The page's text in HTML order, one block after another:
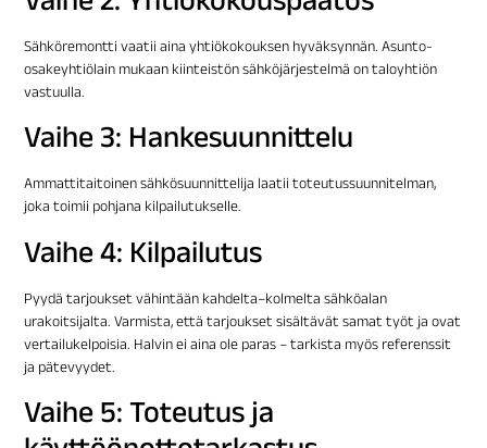
Sähköremontti vaatii aina yhtiökokouksen hyväksynnän. Asunto-
osakeyhtiölain mukaan kiinteistön sähköjärjestelmä on taloyhtiön
vastuulla.
Vaihe 3: Hankesuunnittelu
Ammattitaitoinen sähkösuunnittelija laatii toteutussuunnitelman,
joka toimii pohjana kilpailutukselle.
Vaihe 4: Kilpailutus
Pyydä tarjoukset vähintään kahdelta–kolmelta sähköalan
urakoitsijalta. Varmista, että tarjoukset sisältävät samat työt ja ovat
vertailukelpoisia. Halvin ei aina ole paras – tarkista myös referenssit
ja pätevyydet.
Vaihe 5: Toteutus ja